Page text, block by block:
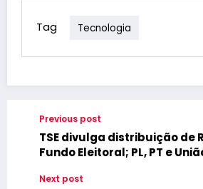
Tag Tecnologia
Previous post
TSE divulga distribuição de
Fundo Eleitoral; PL, PT e
Next post